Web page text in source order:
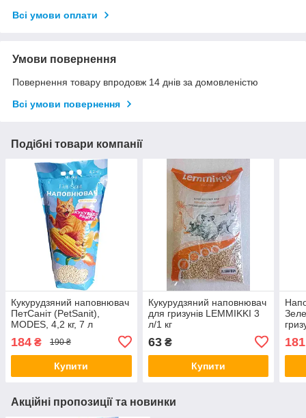
Всі умови оплати
Умови повернення
Повернення товару впродовж 14 днів за домовленістю
Всі умови повернення
Подібні товари компанії
Кукурудзяний наповнювач
ПетСаніт (PetSanit),
MODES, 4,2 кг, 7 л
184 ₴ 190 ₴
Купити
Кукурудзяний наповнювач
для гризунів LEMMIKKI 3
л/1 кг
63₴
Купити
181
Акційні пропозиції та новинки